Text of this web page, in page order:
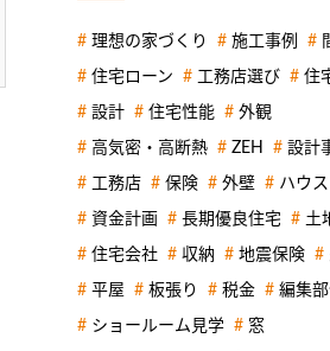
理想の家づくり 施工事例
住宅ローン 工務店選び 住
設計 住宅性能 外観
高気密・高断熱 ZEH 設計
工務店 保険 外壁 ハウ
資金計画 長期優良住宅 土
住宅会社 収納 地震保険
平屋 板張り 税金 編集
ショールーム見学 窓